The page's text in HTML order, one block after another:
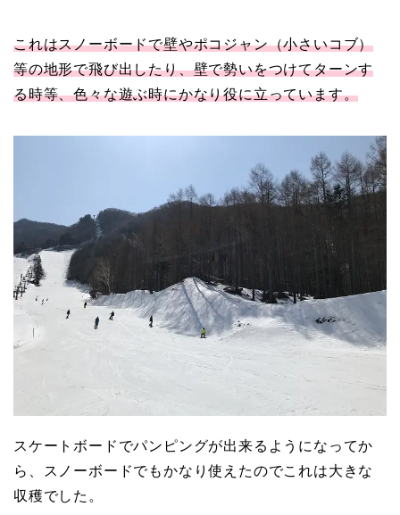
これはスノーボードで壁やポコジャン（小さいコブ）
等の地形で飛び出したり、壁で勢いをつけてターンす
る時等、色々な遊ぶ時にかなり役に立っています。
スケートボードでパンピングが出来るようになってか
ら、スノーボードでもかなり使えたのでこれは大きな
収穫でした。